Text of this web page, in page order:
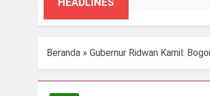
Beranda » Gubernur Ridwan Kamil: